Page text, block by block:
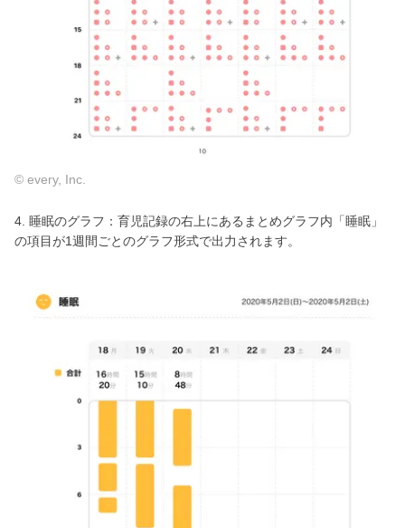
© every, Inc.
4. 睡眠のグラフ：育児記録の右上にあるまとめグラフ内「睡眠」
の項目が1週間ごとのグラフ形式で出力されます。